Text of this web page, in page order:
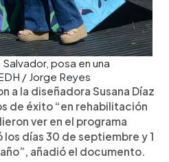
posa en una
/ Jorge Reyes
a la diseñadora Susana Díaz
de éxito “en rehabilitación
ver en el programa
días 30 de septiembre y 1
añadió el documento.